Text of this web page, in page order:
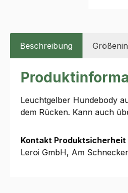
Beschreibung
Leuchtgelber Hundebody
dem Rücken. Kann auch
Kontakt Produktsicherheit
Leroi GmbH, Am